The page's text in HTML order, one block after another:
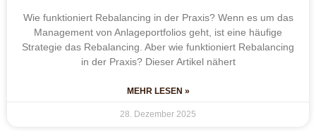
Wie funktioniert Rebalancing in der Praxis? Wenn es um das
Management von Anlageportfolios geht, ist eine häufige
Strategie das Rebalancing. Aber wie funktioniert Rebalancing
in der Praxis? Dieser Artikel nähert
MEHR LESEN »
28. Dezember 2025